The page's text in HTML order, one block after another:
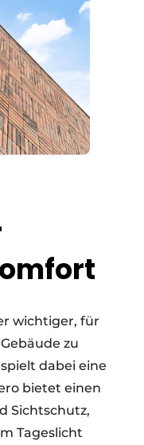
wichtiger, für
zu
dabei eine
bietet einen
Sichtschutz,
Tageslicht